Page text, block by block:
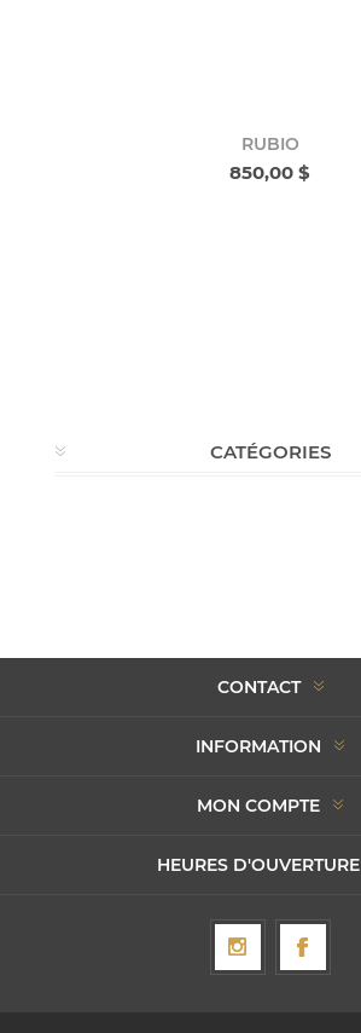
RUBIO
850,00 $
CATÉGORIES
CONTACT
INFORMATION
MON COMPTE
HEURES D'OUVERTURE